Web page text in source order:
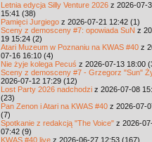
Letnia edycja Silly Venture 2026 z 2026-07-
15:41 (38)
Pamięci Jurgiego z 2026-07-21 12:42 (1)
Sceny z demosceny #7: opowiada SuN z
19 15:24 (2)
Atari Muzeum w Poznaniu na KWAS #40 z
07-16 16:10 (4)
Nie żyje kolega Pecuś z 2026-07-13 18:00
Sceny z demosceny #7 - Grzegorz "Sun"
2026-07-12 17:29 (12)
Lost Party 2026 nadchodzi z 2026-07-08
(23)
Pan Zenon i Atari na KWAS #40 z 2026-07-
(7)
Spotkanie z redakcją "The Voice" z 2026-
07:42 (9)
KWAS #40 live z 2026-06-27 12:53 (167)